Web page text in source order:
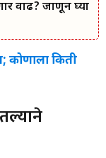
वाढ? जाणून घ्या
कोणाला किती